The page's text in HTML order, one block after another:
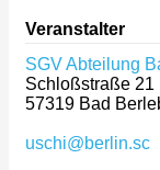
Veranstalter
SGV Abteilung
Schloßstraße 21
57319 Bad
uschi@berlin.sc